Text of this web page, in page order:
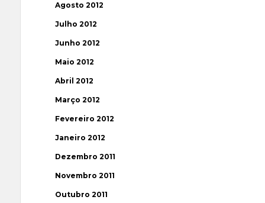
Agosto 2012
Julho 2012
Junho 2012
Maio 2012
Abril 2012
Março 2012
Fevereiro 2012
Janeiro 2012
Dezembro 2011
Novembro 2011
Outubro 2011